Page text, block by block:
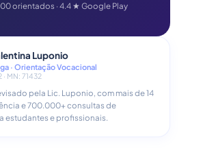
orientados · 4.4 ★ Google Play
Luponio
· Orientação Vocacional
· MN: 71432
pela Lic. Luponio, com mais de 14
e 700.000+ consultas de
estudantes e profissionais.